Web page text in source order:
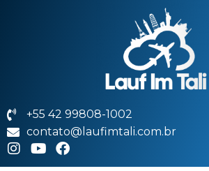
+55 42 99808-1002
contato@laufimtali.com.br